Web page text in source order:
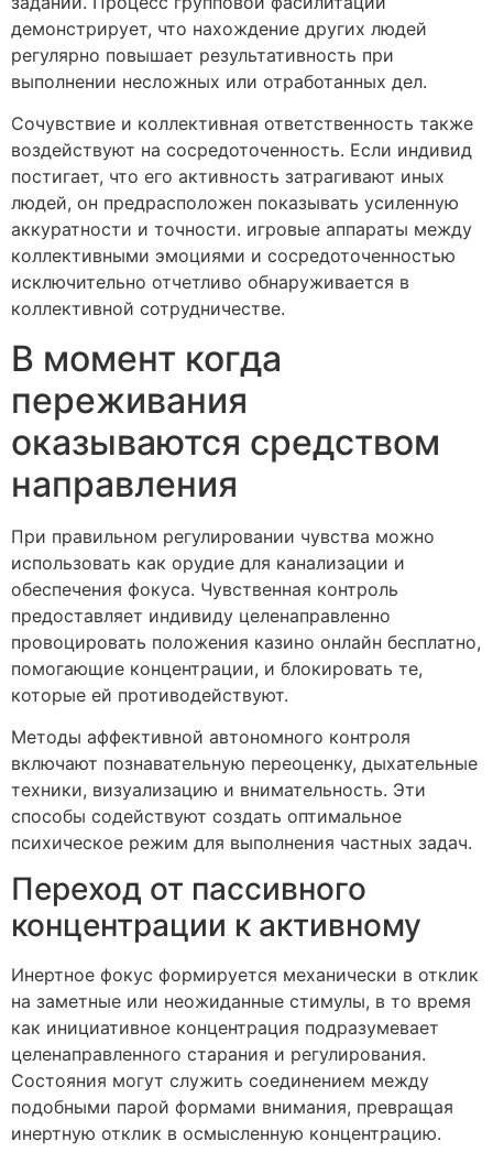
демонстрирует, что нахождение других людей
регулярно повышает результативность при
выполнении несложных или отработанных дел.
Сочувствие и коллективная ответственность также
воздействуют на сосредоточенность. Если индивид
постигает, что его активность затрагивают иных
людей, он предрасположен показывать усиленную
аккуратности и точности. игровые аппараты между
коллективными эмоциями и сосредоточенностью
исключительно отчетливо обнаруживается в
коллективной сотрудничестве.
В момент когда
переживания
оказываются средством
направления
При правильном регулировании чувства можно
использовать как орудие для канализации и
обеспечения фокуса. Чувственная контроль
предоставляет индивиду целенаправленно
провоцировать положения казино онлайн бесплатно,
помогающие концентрации, и блокировать те,
которые ей противодействуют.
Методы аффективной автономного контроля
включают познавательную переоценку, дыхательные
техники, визуализацию и внимательность. Эти
способы содействуют создать оптимальное
психическое режим для выполнения частных задач.
Переход от пассивного
концентрации к активному
Инертное фокус формируется механически в отклик
на заметные или неожиданные стимулы, в то время
как инициативное концентрация подразумевает
целенаправленного старания и регулирования.
Состояния могут служить соединением между
подобными парой формами внимания, превращая
инертную отклик в осмысленную концентрацию.